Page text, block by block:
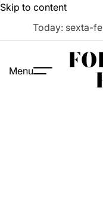
Skip to content
Today: sexta-
Menu